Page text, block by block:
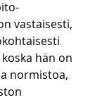
vastaisesti,
hän on
normistoa,